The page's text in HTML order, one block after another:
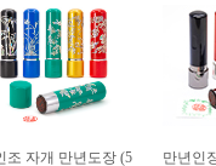
조 자개 만년도장 (5
만년인